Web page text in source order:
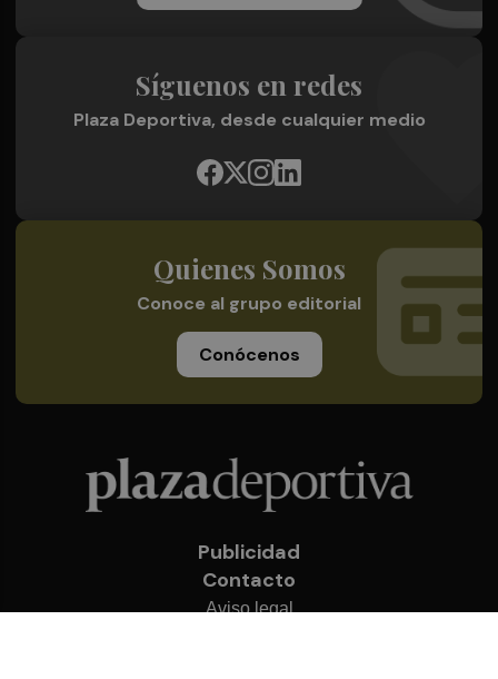
Síguenos en redes
Plaza Deportiva, desde cualquier medio
Quienes Somos
Conoce al grupo editorial
Conócenos
Publicidad
Contacto
Aviso legal